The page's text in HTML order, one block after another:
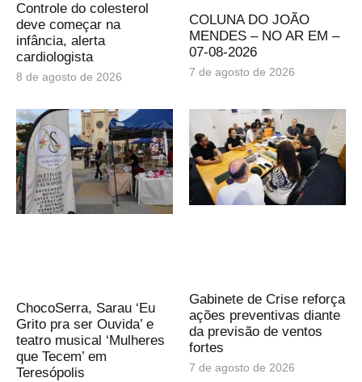
Controle do colesterol
deve começar na
infância, alerta
cardiologista
8 de agosto de 2026
COLUNA DO JOÃO
MENDES – NO AR EM –
07-08-2026
7 de agosto de 2026
ChocoSerra, Sarau ‘Eu
Grito pra ser Ouvida’ e
teatro musical ‘Mulheres
que Tecem’ em
Teresópolis
Gabinete de Crise reforça
ações preventivas diante
da previsão de ventos
fortes
7 de agosto de 2026